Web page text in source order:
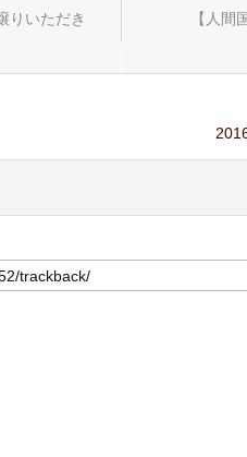
【人間
りいただき